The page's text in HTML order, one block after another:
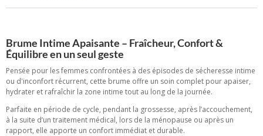
Brume Intime Apaisante – Fraîcheur, Confort &
Équilibre en un seul geste
Pensée pour les femmes confrontées à des épisodes de sécheresse intime
ou d'inconfort récurrent, cette brume offre un soin complet pour apaiser,
hydrater et rafraîchir la zone intime tout au long de la journée.
Parfaite en période de cycle, pendant la grossesse, après l’accouchement,
à la suite d’un traitement médical, lors de la ménopause ou après un
rapport, elle apporte un confort immédiat et durable.